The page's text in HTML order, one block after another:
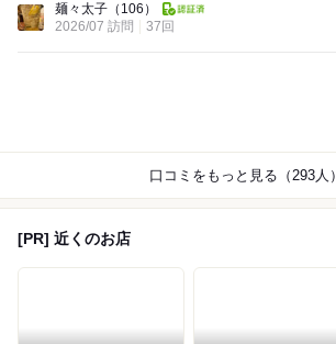
麺々太子 （106）
2026/07 訪問
37回
口コミをもっと見る（293人）
[PR] 近くのお店